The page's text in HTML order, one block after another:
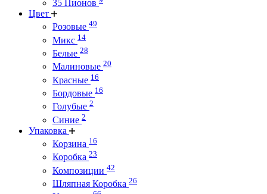
35 Пионов
Цвет
Розовые 49
Микс 14
Белые 28
Малиновые 20
Красные 16
Бордовые 16
Голубые 2
Синие 2
Упаковка
Корзина 16
Коробка 23
Композиции 42
Шляпная Коробка 26